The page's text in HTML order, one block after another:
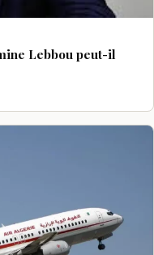
Lebbou peut-il